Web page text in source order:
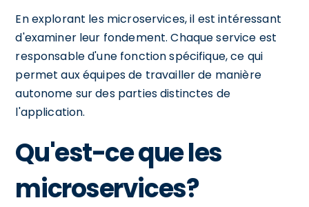
En explorant les microservices, il est intéressant
d'examiner leur fondement. Chaque service est
responsable d'une fonction spécifique, ce qui
permet aux équipes de travailler de manière
autonome sur des parties distinctes de
l'application.
Qu'est-ce que les
microservices?